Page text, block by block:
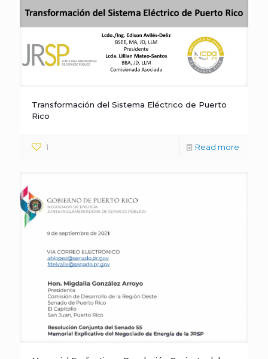
Transformación del Sistema Eléctrico de Puerto
Rico
1 Read more